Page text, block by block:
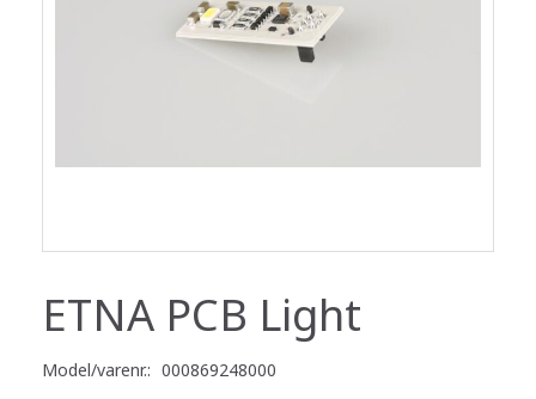
ETNA PCB Light
Model/varenr.: 000869248000